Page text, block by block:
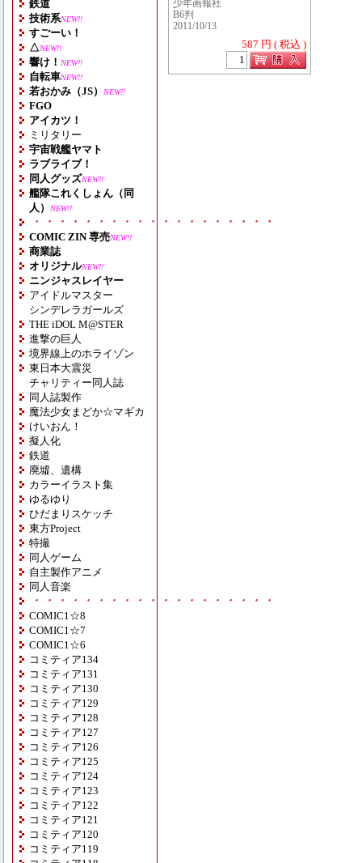
鉄道
技術系NEW!!
すごーい！
△NEW!!
響け！ NEW!!
自転車NEW!!
若おかみ（JS） NEW!!
FGO
アイカツ！
ミリタリー
宇宙戦艦ヤマト
ラブライブ！
同人グッズNEW!!
艦隊これくしょん（同
人）
NEW!!
・・・・・・・・・・・・・・・・・・・
COMIC ZIN 専売NEW!!
商業誌
オリジナルNEW!!
ニンジャスレイヤー
アイドルマスター
シンデレラガールズ
THE iDOL M@STER
進撃の巨人
境界線上のホライゾン
東日本大震災
チャリティー同人誌
同人誌製作
魔法少女まどか☆マギカ
けいおん！
擬人化
鉄道
廃墟、遺構
カラーイラスト集
ゆるゆり
ひだまりスケッチ
東方Project
特撮
同人ゲーム
自主製作アニメ
同人音楽
・・・・・・・・・・・・・・・・・・・
COMIC1☆8
COMIC1☆7
COMIC1☆6
コミティア134
コミティア131
コミティア130
コミティア129
コミティア128
コミティア127
コミティア126
コミティア125
コミティア124
コミティア123
コミティア122
コミティア121
コミティア120
コミティア119
少年画報社
B6判
2011/10/13
587 円 ( 税込 )